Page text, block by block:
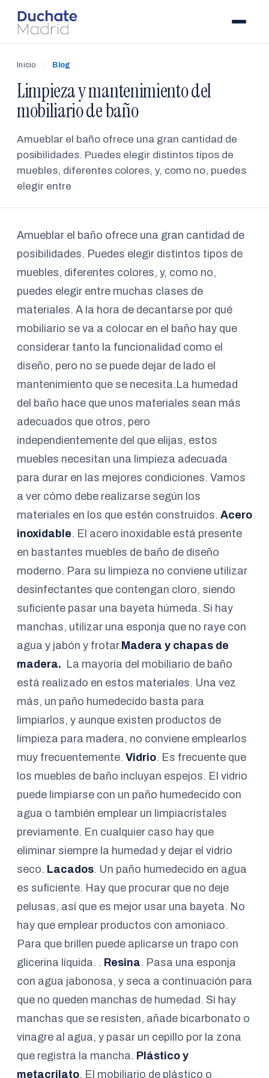
Inicio / Blog
Limpieza y mantenimiento del
mobiliario de baño
Amueblar el baño ofrece una gran cantidad de
posibilidades. Puedes elegir distintos tipos de
muebles, diferentes colores, y, como no, puedes
elegir entre
Amueblar el baño ofrece una gran cantidad de
posibilidades. Puedes elegir distintos tipos de
muebles, diferentes colores, y, como no,
puedes elegir entre muchas clases de
materiales. A la hora de decantarse por qué
mobiliario se va a colocar en el baño hay que
considerar tanto la funcionalidad como el
diseño, pero no se puede dejar de lado el
mantenimiento que se necesita.La humedad
del baño hace que unos materiales sean más
adecuados que otros, pero
independientemente del que elijas, estos
muebles necesitan una limpieza adecuada
para durar en las mejores condiciones. Vamos
a ver cómo debe realizarse según los
materiales en los que estén construidos. Acero
inoxidable. El acero inoxidable está presente
en bastantes muebles de baño de diseño
moderno. Para su limpieza no conviene utilizar
desinfectantes que contengan cloro, siendo
suficiente pasar una bayeta húmeda. Si hay
manchas, utilizar una esponja que no raye con
agua y jabón y frotar. Madera y chapas de
madera. La mayoría del mobiliario de baño
está realizado en estos materiales. Una vez
más, un paño humedecido basta para
limpiarlos, y aunque existen productos de
limpieza para madera, no conviene emplearlos
muy frecuentemente. Vidrio. Es frecuente que
los muebles de baño incluyan espejos. El vidrio
puede limpiarse con un paño humedecido con
agua o también emplear un limpiacristales
previamente. En cualquier caso hay que
eliminar siempre la humedad y dejar el vidrio
seco. Lacados. Un paño humedecido en agua
es suficiente. Hay que procurar que no deje
pelusas, así que es mejor usar una bayeta. No
hay que emplear productos con amoniaco.
Para que brillen puede aplicarse un trapo con
glicerina líquida. . Resina. Pasa una esponja
con agua jabonosa, y seca a continuación para
que no queden manchas de humedad. Si hay
manchas que se resisten, añade bicarbonato o
vinagre al agua, y pasar un cepillo por la zona
que registra la mancha. Plástico y
metacrilato. El mobiliario de plástico o